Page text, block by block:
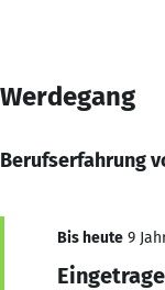
Werdegang
Berufserfahrung
Bis heute 9